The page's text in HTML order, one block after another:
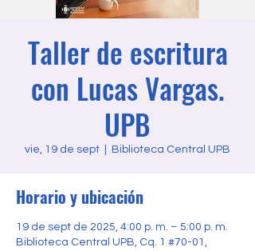
Taller de escritura
con Lucas Vargas.
UPB
vie, 19 de sept Biblioteca Central UPB
Horario y ubicación
19 de sept de 2025, 4:00 p. m. – 5:00 p. m.
Biblioteca Central UPB, Cq. 1 #70-01,